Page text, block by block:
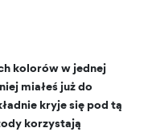
kolorów w jednej
miałeś już do
kryje się pod tą
korzystają